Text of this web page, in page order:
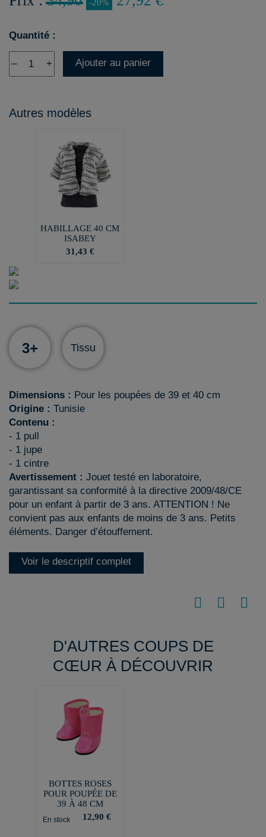
-20%
Quantité :
– + Ajouter au panier
Autres modèles
HABILLAGE 40 CM
ISABEY
31,43 €
3+ Tissu
Dimensions : Pour les poupées de 39 et 40 cm
Origine : Tunisie
Contenu :
- 1 pull
- 1 jupe
- 1 cintre
Avertissement : Jouet testé en laboratoire,
garantissant sa conformité à la directive 2009/48/CE
pour un enfant à partir de 3 ans. ATTENTION ! Ne
convient pas aux enfants de moins de 3 ans. Petits
éléments. Danger d’étouffement.
Voir le descriptif complet
D'AUTRES COUPS DE
CŒUR À DÉCOUVRIR
BOTTES ROSES
POUR POUPÉE DE
39 À 48 CM
En stock 12,90 €